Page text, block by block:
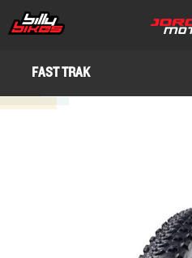
FAST TRAK